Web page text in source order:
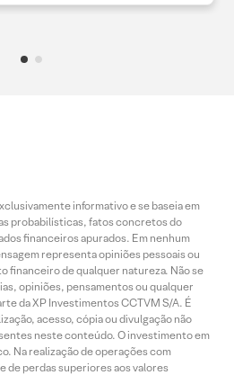
informativo e se baseia em
probabilísticas, fatos concretos do
financeiros apurados. Em nenhum
representa opiniões pessoais ou
financeiro de qualquer natureza. Não se
opiniões, pensamentos ou qualquer
da XP Investimentos CCTVM S/A. É
acesso, cópia ou divulgação não
neste conteúdo. O investimento em
Na realização de operações com
de perdas superiores aos valores